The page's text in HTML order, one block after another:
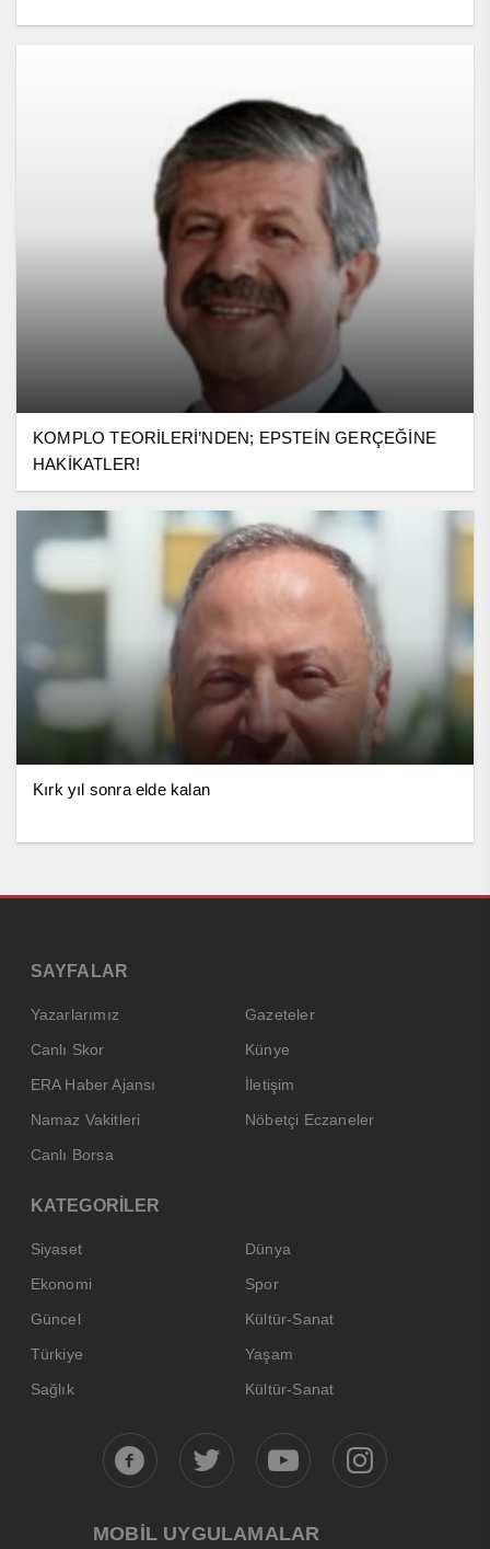
KOMPLO TEORİLERİ’NDEN; EPSTEİN GERÇEĞİNE
HAKİKATLER!
Kırk yıl sonra elde kalan
SAYFALAR
Yazarlarımız
Gazeteler
Canlı Skor
Künye
ERA Haber Ajansı
İletişim
Namaz Vakitleri
Nöbetçi Eczaneler
Canlı Borsa
KATEGORİLER
Siyaset
Dünya
Ekonomi
Spor
Güncel
Kültür-Sanat
Türkiye
Yaşam
Sağlık
Kültür-Sanat
MOBİL UYGULAMALAR